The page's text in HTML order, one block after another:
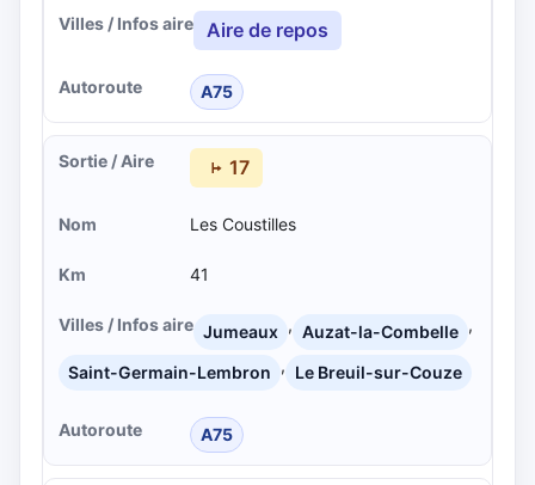
Aire de repos
A75
17
Les Coustilles
41
Jumeaux , Auzat-la-Combelle ,
Saint-Germain-Lembron , Le Breuil-sur-Couze
A75